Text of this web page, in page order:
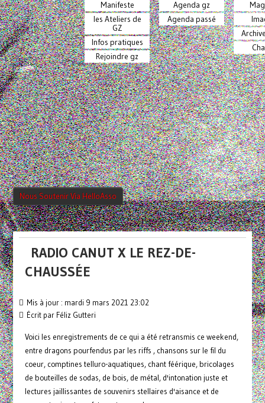
Manifeste
les Ateliers de
GZ
Infos pratiques
Rejoindre gz
Agenda gz
Agenda passé
Nous Soutenir Via HelloAsso
RADIO CANUT X LE REZ-DE-
CHAUSSÉE
Mis à jour : mardi 9 mars 2021 23:02
Écrit par Féliz Gutteri
Voici les enregistrements de ce qui a été retransmis ce weekend,
entre dragons pourfendus par les riffs , chansons sur le fil du
coeur, comptines telluro-aquatiques, chant féérique, bricolages
de bouteilles de sodas, de bois, de métal, d'intonation juste et
lectures jaillissantes de souvenirs stellaires d'aisance et de